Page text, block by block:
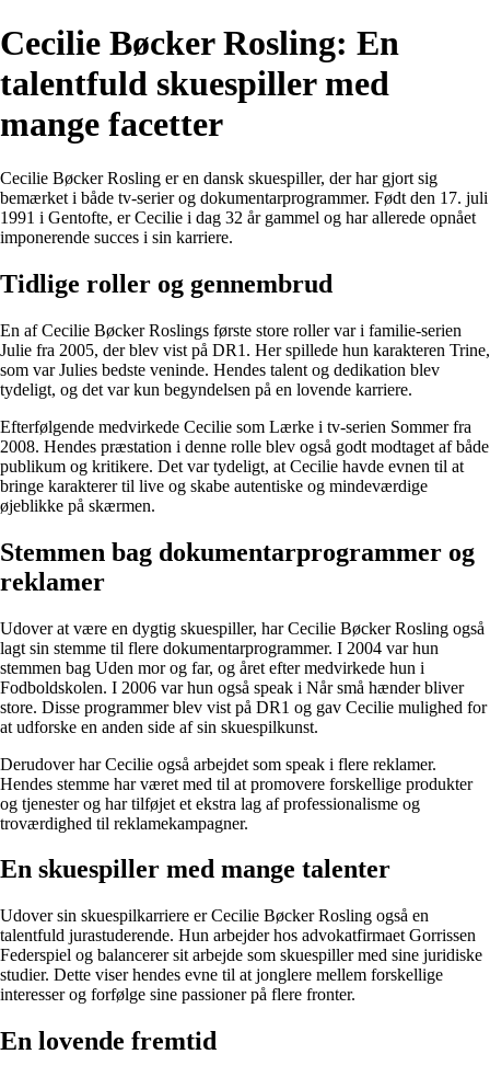
Cecilie Bøcker Rosling: En
talentfuld skuespiller med
mange facetter
Cecilie Bøcker Rosling er en dansk skuespiller, der har gjort sig
bemærket i både tv-serier og dokumentarprogrammer. Født den 17. juli
1991 i Gentofte, er Cecilie i dag 32 år gammel og har allerede opnået
imponerende succes i sin karriere.
Tidlige roller og gennembrud
En af Cecilie Bøcker Roslings første store roller var i familie-serien
Julie fra 2005, der blev vist på DR1. Her spillede hun karakteren Trine,
som var Julies bedste veninde. Hendes talent og dedikation blev
tydeligt, og det var kun begyndelsen på en lovende karriere.
Efterfølgende medvirkede Cecilie som Lærke i tv-serien Sommer fra
2008. Hendes præstation i denne rolle blev også godt modtaget af både
publikum og kritikere. Det var tydeligt, at Cecilie havde evnen til at
bringe karakterer til live og skabe autentiske og mindeværdige
øjeblikke på skærmen.
Stemmen bag dokumentarprogrammer og
reklamer
Udover at være en dygtig skuespiller, har Cecilie Bøcker Rosling også
lagt sin stemme til flere dokumentarprogrammer. I 2004 var hun
stemmen bag Uden mor og far, og året efter medvirkede hun i
Fodboldskolen. I 2006 var hun også speak i Når små hænder bliver
store. Disse programmer blev vist på DR1 og gav Cecilie mulighed for
at udforske en anden side af sin skuespilkunst.
Derudover har Cecilie også arbejdet som speak i flere reklamer.
Hendes stemme har været med til at promovere forskellige produkter
og tjenester og har tilføjet et ekstra lag af professionalisme og
troværdighed til reklamekampagner.
En skuespiller med mange talenter
Udover sin skuespilkarriere er Cecilie Bøcker Rosling også en
talentfuld jurastuderende. Hun arbejder hos advokatfirmaet Gorrissen
Federspiel og balancerer sit arbejde som skuespiller med sine juridiske
studier. Dette viser hendes evne til at jonglere mellem forskellige
interesser og forfølge sine passioner på flere fronter.
En lovende fremtid